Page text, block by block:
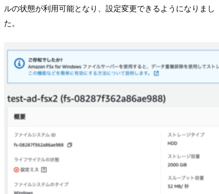
ルの状態が利用可能となり、設定変更できるようになりまし
た。